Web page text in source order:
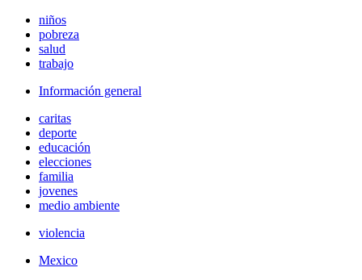
niños
pobreza
salud
trabajo
Información general
caritas
deporte
educación
elecciones
familia
jovenes
medio ambiente
violencia
Mexico